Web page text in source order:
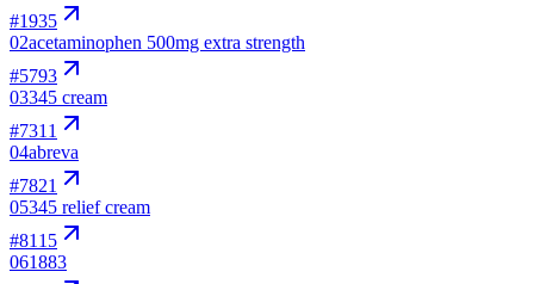
#1935
02acetaminophen 500mg extra strength
#5793
03345 cream
#7311
04abreva
#7821
05345 relief cream
#8115
061883